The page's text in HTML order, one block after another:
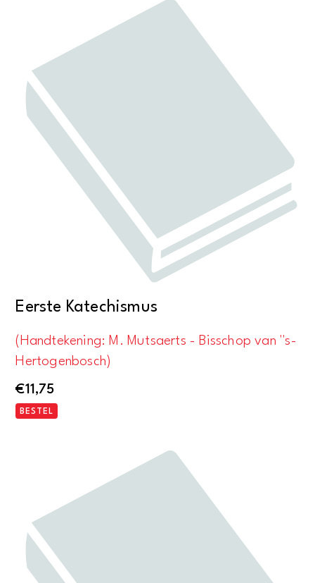
Eerste Katechismus
(Handtekening: M. Mutsaerts - Bisschop van ''s-
Hertogenbosch)
€11,75
BESTEL